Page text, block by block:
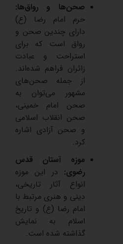
صحن‌ها
و رواق‌ها:
حرم
امام رضا (ع)
دارای چندین صحن و
رواق است که برای
استراحت
و
عبادت
زائران فراهم شده‌اند.
از
جمله
صحن‌های
مشهور
می‌توان
به
صحن
امام
خمینی،
صحن انقلاب اسلامی
و صحن آزادی اشاره
کرد.
موزه
آستان
قدس
رضوی: در این موزه
انواع
آثار
تاریخی،
دینی و هنری مرتبط با
امام رضا (ع) و تاریخ
اسلام
به
نمایش
گذاشته شده است.